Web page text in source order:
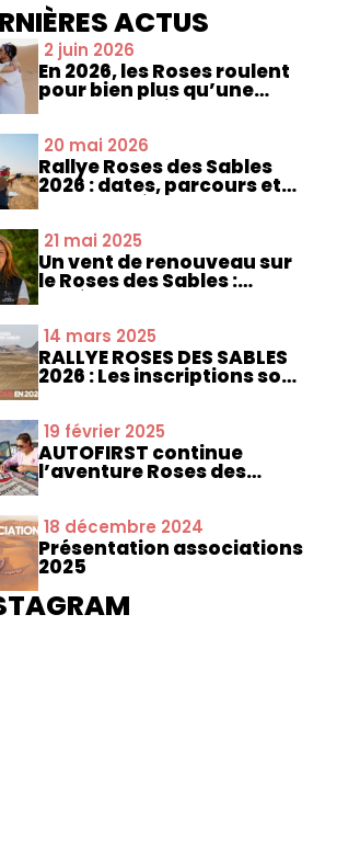
ACTUS
2 juin 2026
En 2026, les Roses roulent
pour bien plus qu’une
ligne d’arrivée
20 mai 2026
Rallye Roses des Sables
2026 : dates, parcours et
nouveautés
21 mai 2025
Un vent de renouveau sur
le Roses des Sables :
Aurélia Roquesalane
14 mars 2025
RALLYE ROSES DES SABLES
2026 : Les inscriptions sont
19 février 2025
AUTOFIRST continue
l’aventure Roses des
18 décembre 2024
Présentation associations
2025